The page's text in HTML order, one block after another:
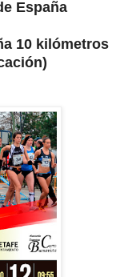
España
10 kilómetros